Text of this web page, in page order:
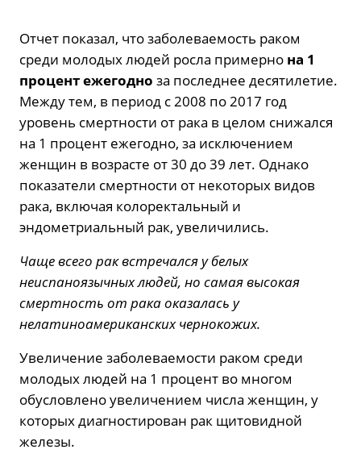
Отчет показал, что заболеваемость раком
среди молодых людей росла примерно на 1
процент ежегодно за последнее десятилетие.
Между тем, в период с 2008 по 2017 год
уровень смертности от рака в целом снижался
на 1 процент ежегодно, за исключением
женщин в возрасте от 30 до 39 лет. Однако
показатели смертности от некоторых видов
рака, включая колоректальный и
эндометриальный рак, увеличились.
Чаще всего рак встречался у белых
неиспаноязычных людей, но самая высокая
смертность от рака оказалась у
нелатиноамериканских чернокожих.
Увеличение заболеваемости раком среди
молодых людей на 1 процент во многом
обусловлено увеличением числа женщин, у
которых диагностирован рак щитовидной
железы.